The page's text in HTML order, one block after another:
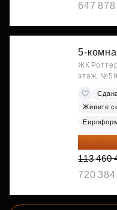
647 878
5-
ЖК
этаж,
Живите
95 306
113 460
720 384